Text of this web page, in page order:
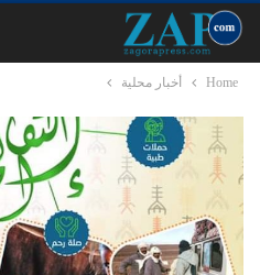
Home أخبار محلية